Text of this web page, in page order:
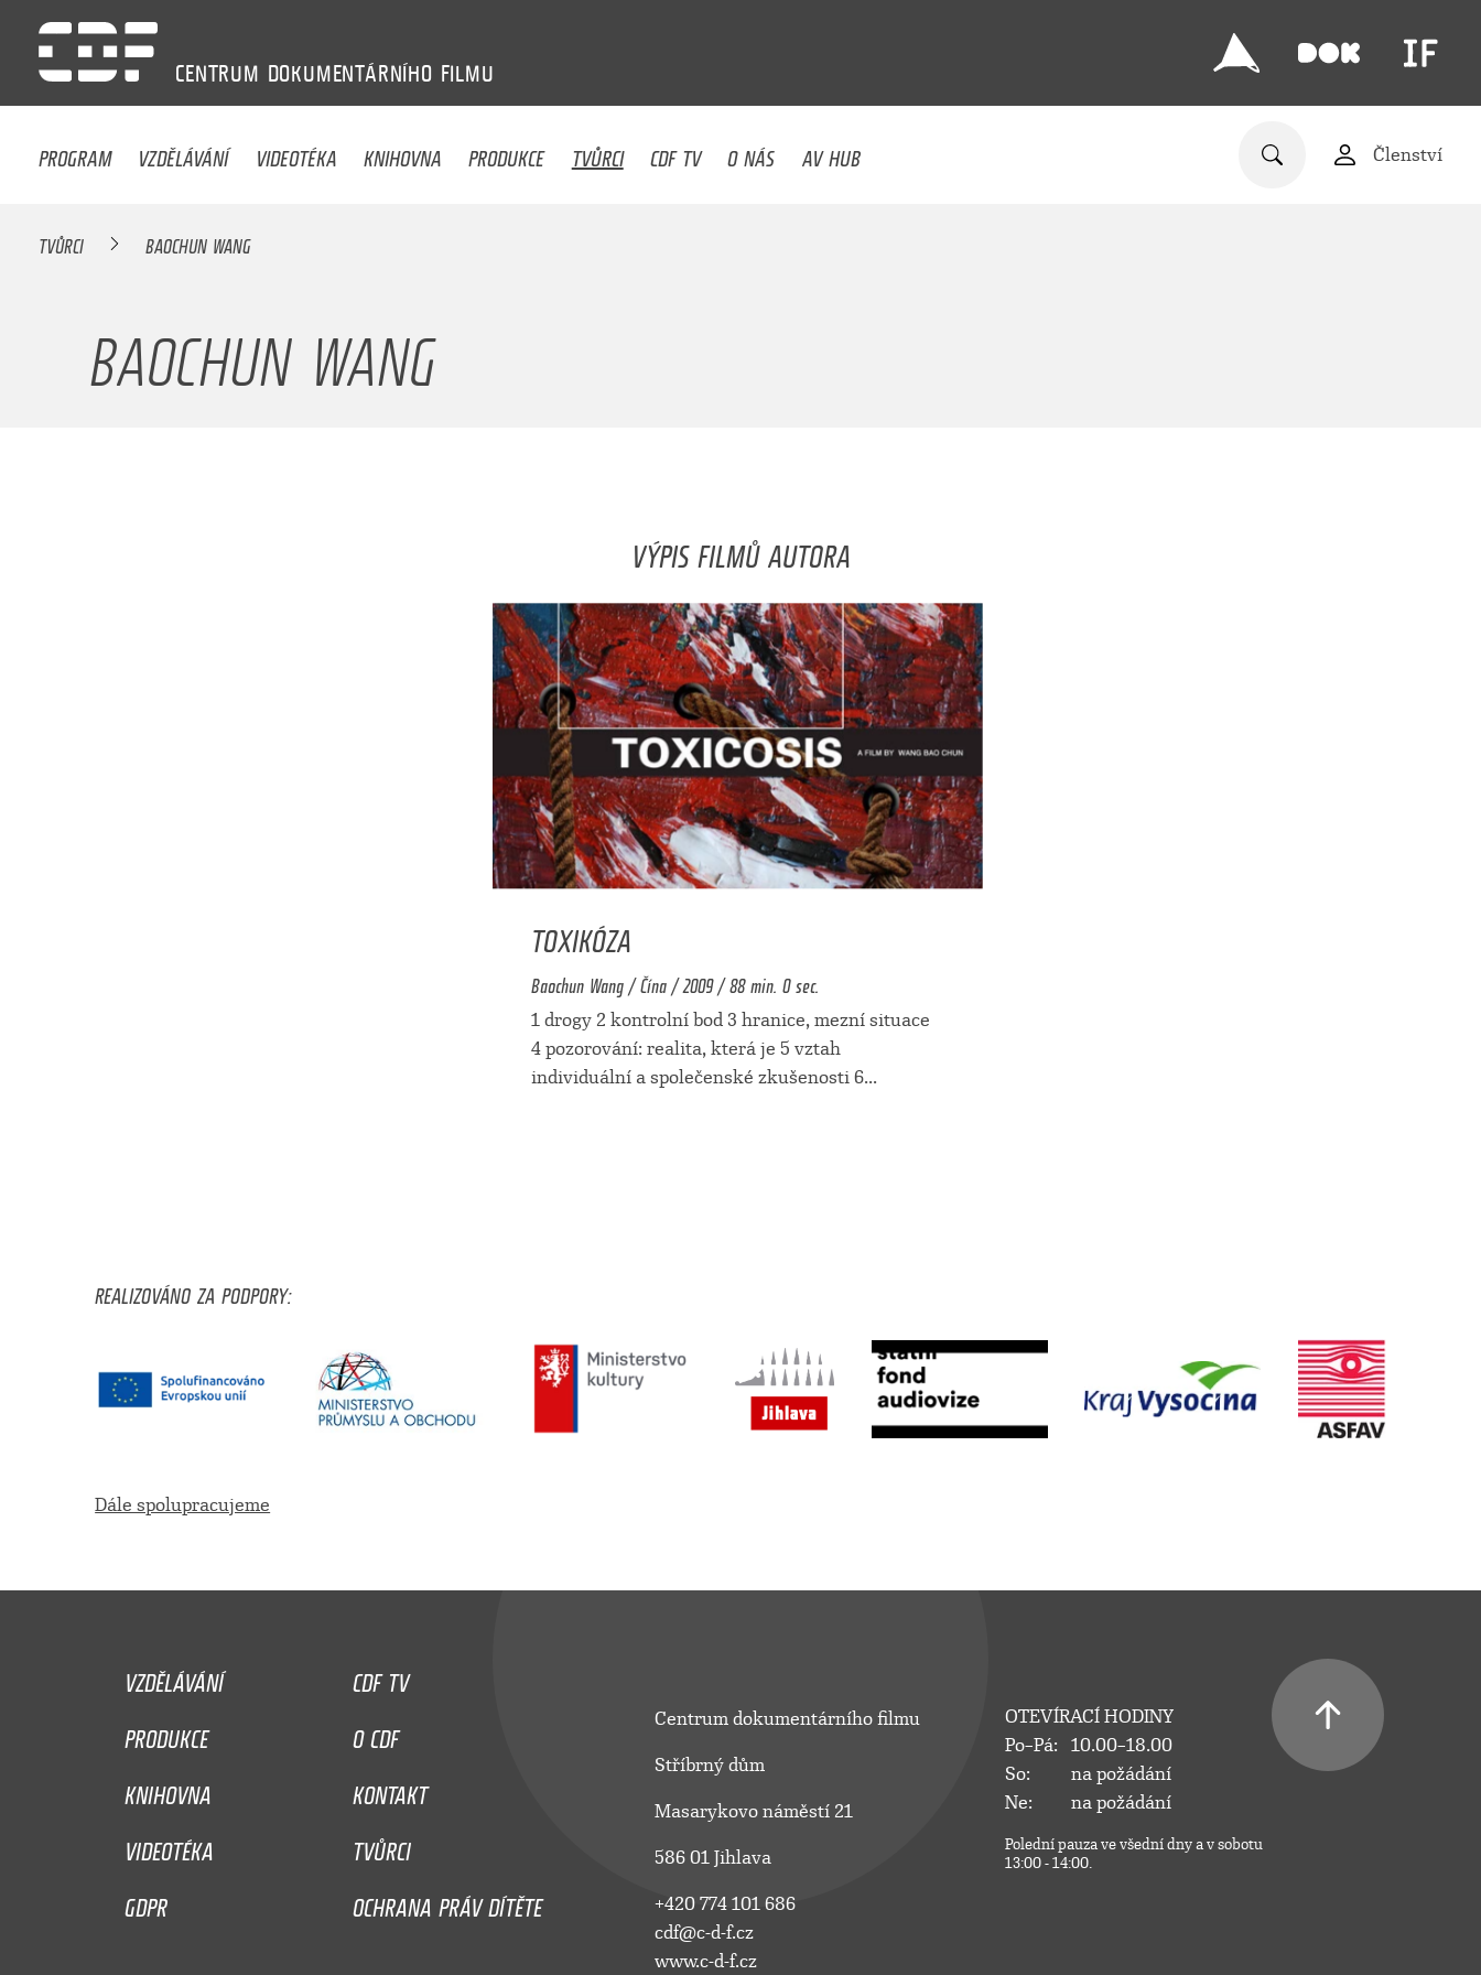
CENTRUM DOKUMENTÁRNÍHO FILMU
PROGRAM VZDĚLÁVÁNÍ VIDEOTÉKA KNIHOVNA PRODUKCE TVŮRCI CDF TV O NÁS AV HUB Členství
TVŮRCI BAOCHUN WANG
BAOCHUN WANG
VÝPIS FILMŮ AUTORA
TOXIKÓZA
Baochun Wang / Čína / 2009 / 88 min. 0 sec.
1 drogy 2 kontrolní bod 3 hranice, mezní situace
4 pozorování: realita, která je 5 vztah
individuální a společenské zkušenosti 6...
REALIZOVÁNO ZA PODPORY:
Dále spolupracujeme
VZDĚLÁVÁNÍ
CDF TV
PRODUKCE
O CDF
KNIHOVNA
KONTAKT
VIDEOTÉKA
TVŮRCI
GDPR
OCHRANA PRÁV DÍTĚTE
Centrum dokumentárního filmu
Stříbrný dům
Masarykovo náměstí 21
586 01 Jihlava
+420 774 101 686
cdf@c-d-f.cz
www.c-d-f.cz
OTEVÍRACÍ HODINY
Po–Pá:
10.00–18.00
So:
na požádání
Ne:
na požádání
Polední pauza ve všední dny a v sobotu
13:00 - 14:00.